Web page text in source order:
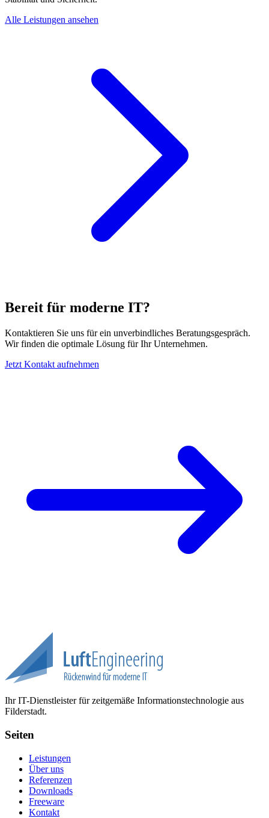
Alle Leistungen ansehen
Bereit für moderne IT?
Kontaktieren Sie uns für ein unverbindliches Beratungsgespräch.
Wir finden die optimale Lösung für Ihr Unternehmen.
Jetzt Kontakt aufnehmen
Ihr IT-Dienstleister für zeitgemäße Informationstechnologie aus
Filderstadt.
Seiten
Leistungen
Über uns
Referenzen
Downloads
Freeware
Kontakt